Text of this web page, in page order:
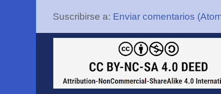
Suscribirse a: Enviar comentarios